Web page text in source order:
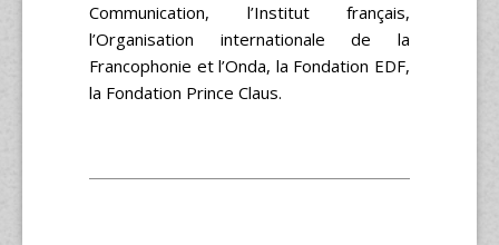
Communication, l’Institut français,
l’Organisation internationale de la
Francophonie et l’Onda, la Fondation EDF,
la Fondation Prince Claus.